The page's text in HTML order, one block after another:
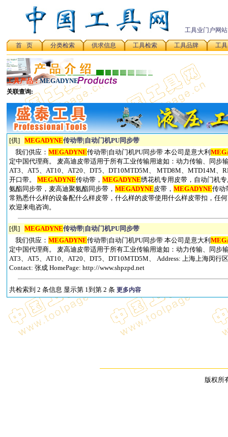
工具业门户网站
首 页 分类检索 供求信息 工具检索 工具品牌 工
工具产品：MEGADYNE
[供] MEGADYNE传动带|自动门机PU同步带
我们供应： MEGADYNE传动带|自动门机PU同步带 本公司是意大利
定中国代理商。 麦高迪皮带适用于所有工业传输用途如：动力传输、同步
AT3、AT5、AT10、AT20、DT5、DT10MTD5M、 MTD8M、MTD14M、
开口带。 MEGADYNE传动带， MEGADYNE绣花机专用皮带，自动门机
氨酯同步带，麦高迪聚氨酯同步带， MEGADYNE皮带， MEGADYNE传动
常熟悉什么样的设备配什么样皮带，什么样的皮带使用什么样皮带扣，任
欢迎来电咨询。
[供] MEGADYNE传动带|自动门机PU同步带
我们供应： MEGADYNE传动带|自动门机PU同步带 本公司是意大利
定中国代理商。 麦高迪皮带适用于所有工业传输用途如：动力传输、同步
AT3、AT5、AT10、AT20、DT5、DT10MTD5M、 Address: 上海上海闵行
Contact: 张成 HomePage: http://www.shpzpd.net
共检索到 2 条信息 显示第 1到第 2 条 更多内容
版权所